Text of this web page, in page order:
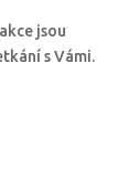
jsou
s Vámi.